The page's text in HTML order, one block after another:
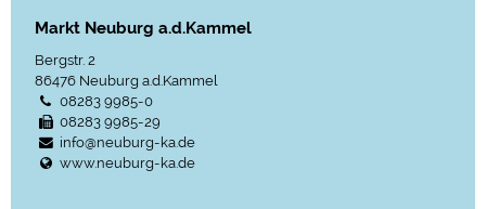
Markt Neuburg a.d.Kammel
Bergstr. 2
86476 Neuburg a.d.Kammel
08283 9985-0
08283 9985-29
info@neuburg-ka.de
www.neuburg-ka.de